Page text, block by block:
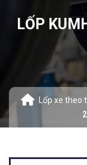
LỐP
Lốp xe theo